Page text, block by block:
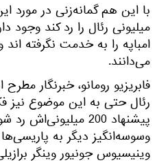
میلیونی رئال را رد کند وجود
امباپه را به خدمت نگرفته
می‌دانند.
فابریزیو رومانو، خبرنگار
رئال حتی به این موضوع نیز
پیشنهاد 200
وسوسه‌انگیز دیگر به
وینیسیوس جونیور وینگر